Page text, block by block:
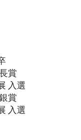
賞
入選
賞
入選